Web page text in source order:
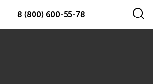
8 (800) 600-55-78